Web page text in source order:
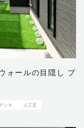
ォールの目隠し プ
ッキ
人工芝